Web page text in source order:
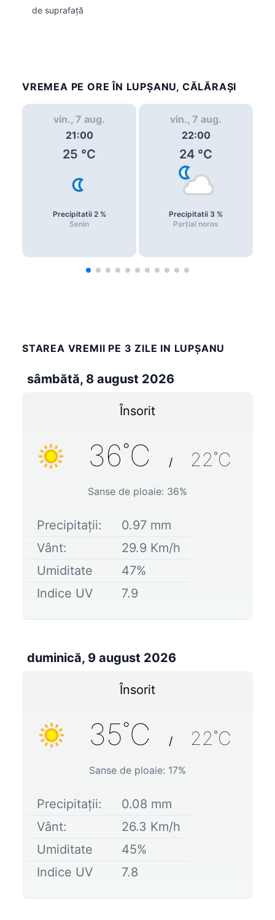
de suprafață
VREMEA PE ORE ÎN LUPŞANU, CĂLĂRAȘI
vin., 7 aug.
21:00
25 °C
Precipitatii 2%
Senin
vin., 7 aug.
22:00
24 °C
Precipitatii 3 %
Parțial noros
STAREA VREMII PE 3 ZILE IN LUPŞANU
sâmbătă, 8 august 2026
Însorit
36˚C / 22˚C
Sanse de ploaie: 36%
Precipitații: 0.97 mm
Vânt:
29.9 Km/h
Umiditate
47%
Indice UV
7.9
duminică, 9 august 2026
Însorit
35˚C / 22˚C
Sanse de ploaie: 17%
Precipitații: 0.08 mm
Vânt:
26.3 Km/h
Umiditate
45%
Indice UV
7.8